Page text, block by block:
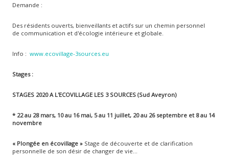
Demande :
Des résidents ouverts, bienveillants et actifs sur un chemin personnel
de communication et d'écologie intérieure et globale.
Info : www.ecovillage-3sources.eu
Stages :
STAGES 2020 A L'ECOVILLAGE LES 3 SOURCES (Sud Aveyron)
* 22 au 28 mars, 10 au 16 mai, 5 au 11 juillet, 20 au 26 septembre et 8 au 14
novembre
« Plongée en écovillage » Stage de découverte et de clarification
personnelle de son désir de changer de vie...